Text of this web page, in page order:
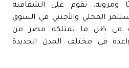
ومرونة، تقوم على الشفافية
المحلي والأجنبي في السوق
في ظل ما تمتلكه مصر من
في مختلف المدن الجديدة